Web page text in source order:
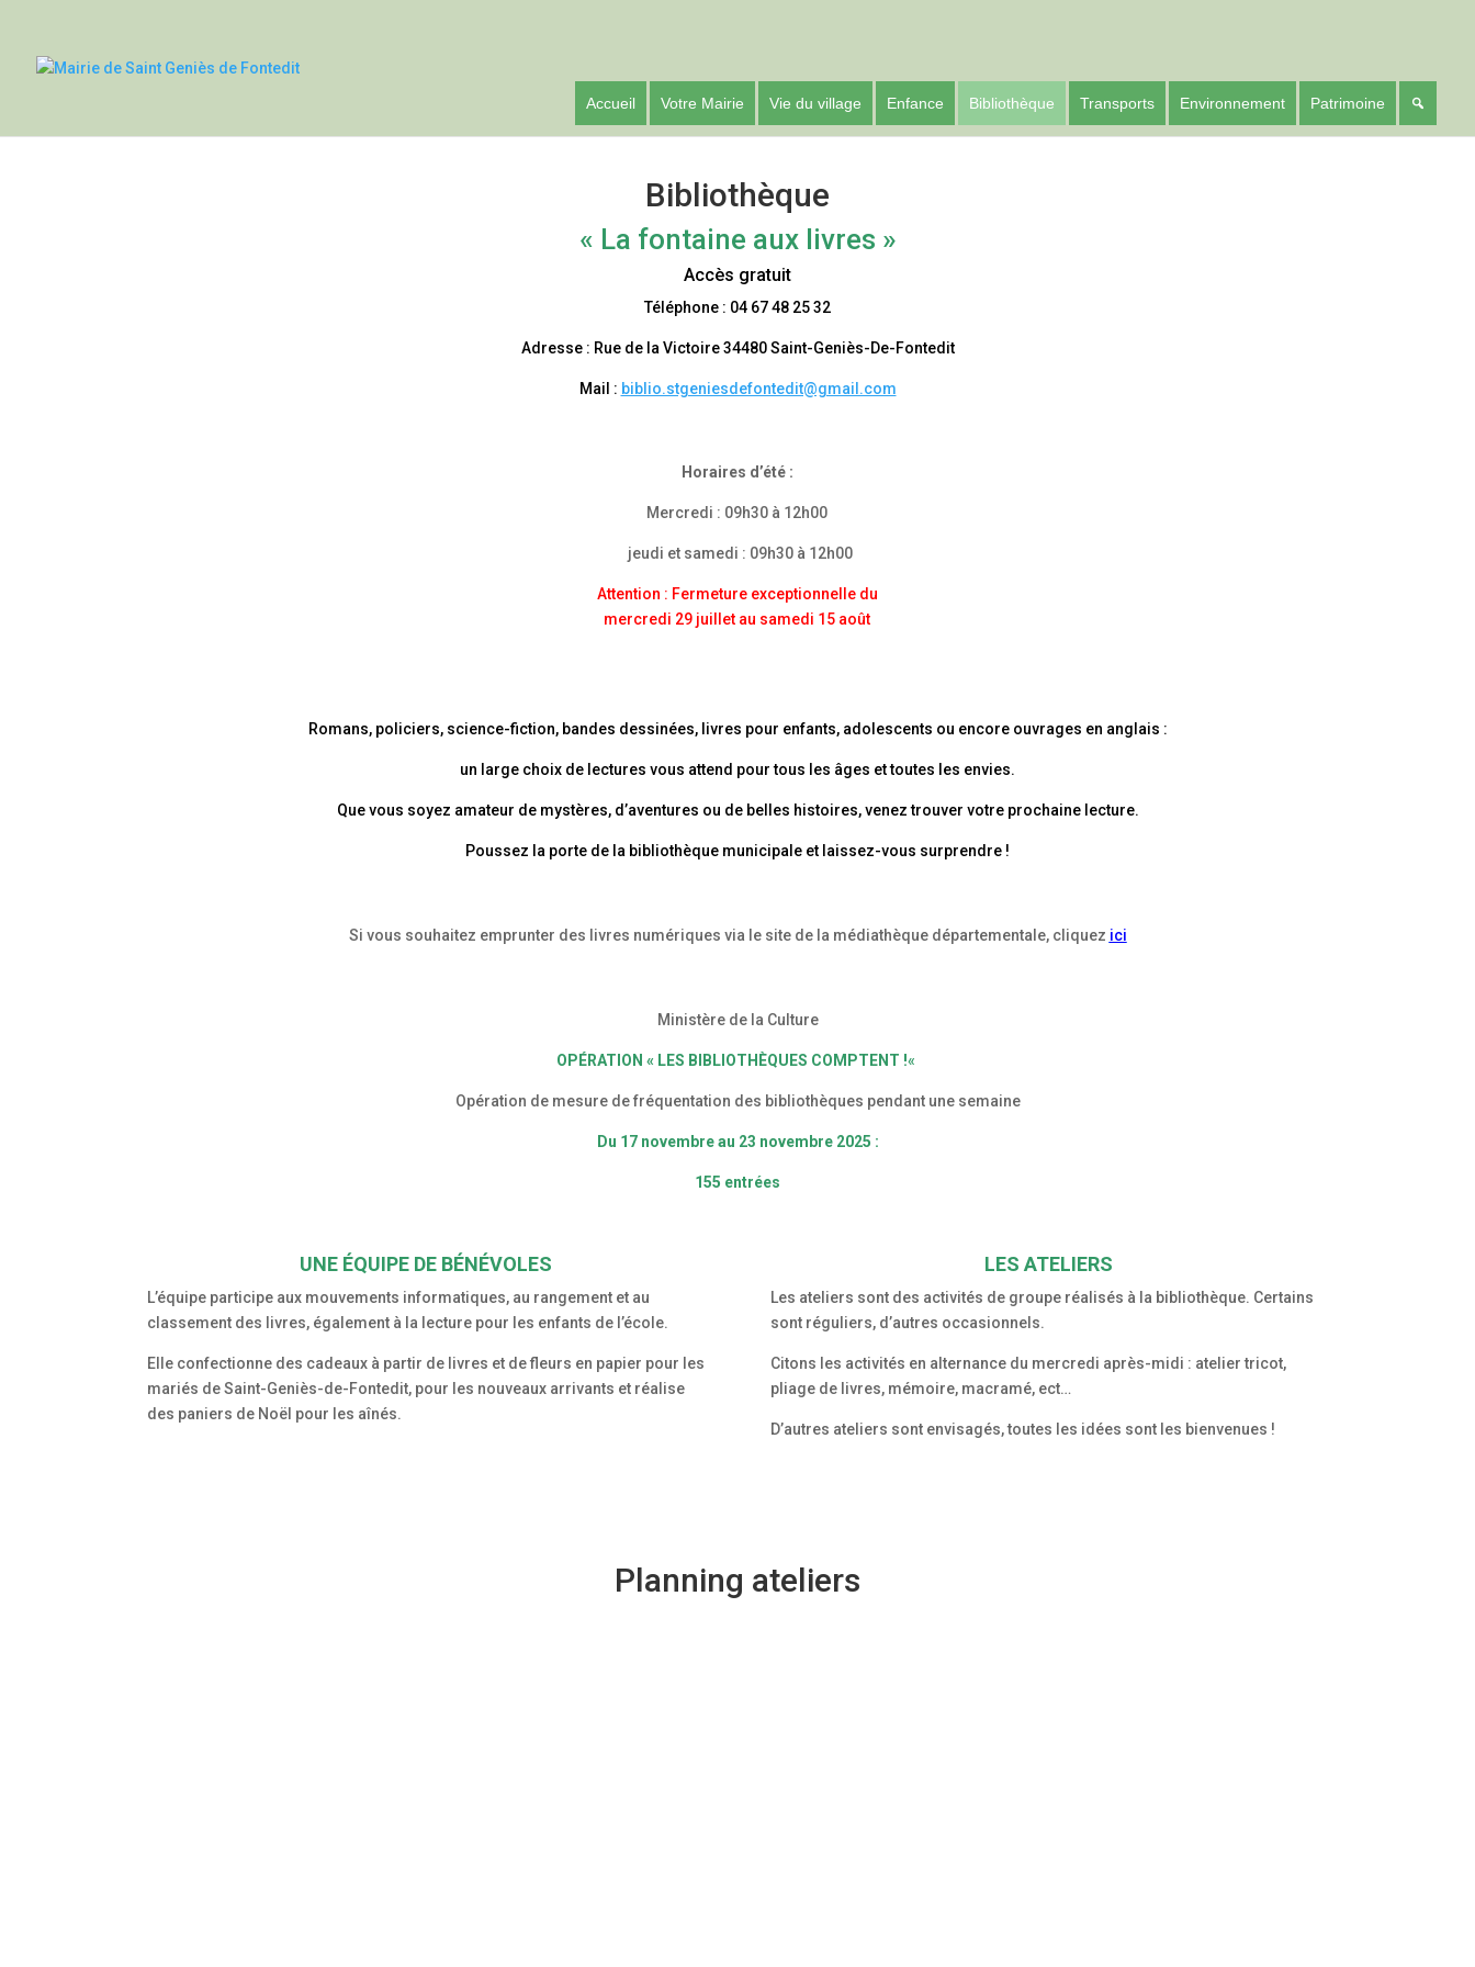
Accueil Votre Mairie Vie du village Enfance Bibliothèque Transports Environnement Patrimoine
Bibliothèque
« La fontaine aux livres »
Accès gratuit
Téléphone : 04 67 48 25 32
Adresse : Rue de la Victoire 34480 Saint-Geniès-De-Fontedit
Mail : biblio.stgeniesdefontedit@gmail.com
Horaires d’été :
Mercredi : 09h30 à 12h00
jeudi et samedi : 09h30 à 12h00
Attention : Fermeture exceptionnelle du
mercredi 29 juillet au samedi 15 août
Romans, policiers, science-fiction, bandes dessinées, livres pour enfants, adolescents ou encore ouvrages en anglais :
un large choix de lectures vous attend pour tous les âges et toutes les envies.
Que vous soyez amateur de mystères, d’aventures ou de belles histoires, venez trouver votre prochaine lecture.
Poussez la porte de la bibliothèque municipale et laissez-vous surprendre !
Si vous souhaitez emprunter des livres numériques via le site de la médiathèque départementale, cliquez ici
Ministère de la Culture
OPÉRATION « LES BIBLIOTHÈQUES COMPTENT !«
Opération de mesure de fréquentation des bibliothèques pendant une semaine
Du 17 novembre au 23 novembre 2025 :
155 entrées
UNE ÉQUIPE DE BÉNÉVOLES
L’équipe participe aux mouvements informatiques, au rangement et au
classement des livres, également à la lecture pour les enfants de l’école.
Elle confectionne des cadeaux à partir de livres et de fleurs en papier pour les
mariés de Saint-Geniès-de-Fontedit, pour les nouveaux arrivants et réalise
des paniers de Noël pour les aînés.
LES ATELIERS
Les ateliers sont des activités de groupe réalisés à la bibliothèque. Certains
sont réguliers, d’autres occasionnels.
Citons les activités en alternance du mercredi après-midi : atelier tricot,
pliage de livres, mémoire, macramé, ect…
D’autres ateliers sont envisagés, toutes les idées sont les bienvenues !
Planning ateliers